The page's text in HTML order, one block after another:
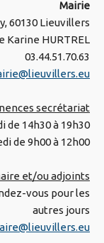
Mairie
60130 Lieuvillers
Karine HURTREL
03.44.51.70.63
secrétariat
de 14h30 à 19h30
de 9h00 à 12h00
et/ou adjoints
vous pour les
autres jours